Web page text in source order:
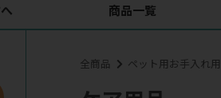
商品一覧
全商品 ペット用お手入れ